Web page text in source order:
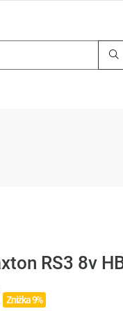
RS3 8v
Zniżka 9%